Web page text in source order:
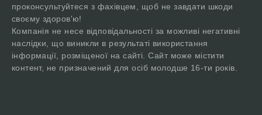
проконсультуйтеся з фахівцем, щоб не завдати шкоди
своєму здоров'ю!
Компанія не несе відповідальності за можливі негативні
наслідки, що виникли в результаті використання
інформації, розміщеної на сайті. Сайт може містити
контент, не призначений для осіб молодше 16-ти років.